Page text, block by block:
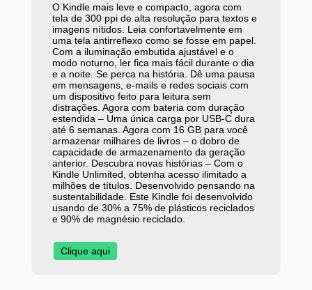
O Kindle mais leve e compacto, agora com
tela de 300 ppi de alta resolução para textos e
imagens nítidos. Leia confortavelmente em
uma tela antirreflexo como se fosse em papel.
Com a iluminação embutida ajustável e o
modo noturno, ler fica mais fácil durante o dia
e a noite. Se perca na história. Dê uma pausa
em mensagens, e-mails e redes sociais com
um dispositivo feito para leitura sem
distrações. Agora com bateria com duração
estendida – Uma única carga por USB-C dura
até 6 semanas. Agora com 16 GB para você
armazenar milhares de livros – o dobro de
capacidade de armazenamento da geração
anterior. Descubra novas histórias – Com o
Kindle Unlimited, obtenha acesso ilimitado a
milhões de títulos. Desenvolvido pensando na
sustentabilidade. Este Kindle foi desenvolvido
usando de 30% a 75% de plásticos reciclados
e 90% de magnésio reciclado.
Clique aqui